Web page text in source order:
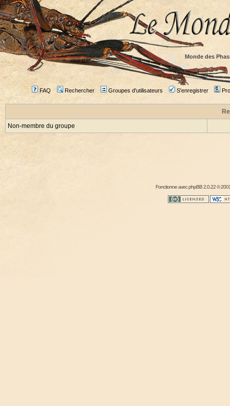
Monde des
FAQ Rechercher Groupes d'utilisateurs S'enregistrer
Non-membre du groupe
Fonctionne avecphpBB2.0.22 ©